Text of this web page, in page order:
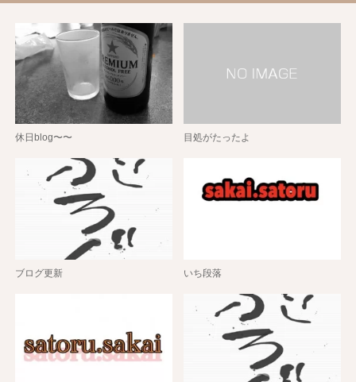
休日blog〜〜 目処がたったよ
ブログ更新 いち段落